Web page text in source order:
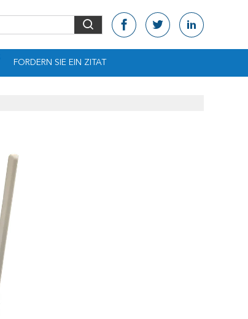
FORDERN SIE EIN ZITAT